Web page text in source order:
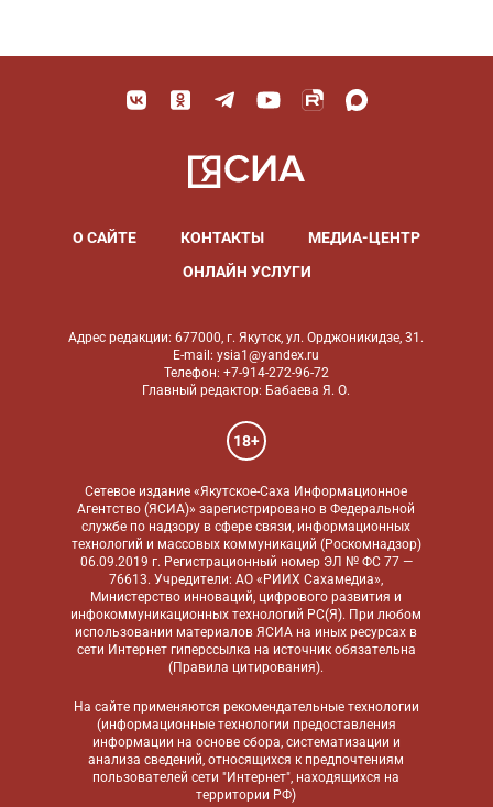
О САЙТЕ КОНТАКТЫ
МЕДИА-ЦЕНТР
ОНЛАЙН УСЛУГИ
Адрес редакции: 677000, г. Якутск, ул. Орджоникидзе, 31.
E-mail: ysia1@yandex.ru
Телефон: +7-914-272-96-72
Главный редактор: Бабаева Я. О.
18+
Сетевое издание «Якутское-Саха Информационное
Агентство (ЯСИА)» зарегистрировано в Федеральной
службе по надзору в сфере связи, информационных
технологий и массовых коммуникаций (Роскомнадзор)
06.09.2019 г. Регистрационный номер ЭЛ № ФС 77 —
76613. Учредители: АО «РИИХ Сахамедиа»,
Министерство инноваций, цифрового развития и
инфокоммуникационных технологий РС(Я). При любом
использовании материалов ЯСИА на иных ресурсах в
сети Интернет гиперссылка на источник обязательна
(Правила цитирования).
На сайте применяются рекомендательные технологии
(информационные технологии предоставления
информации на основе сбора, систематизации и
анализа сведений, относящихся к предпочтениям
пользователей сети "Интернет", находящихся на
территории РФ)